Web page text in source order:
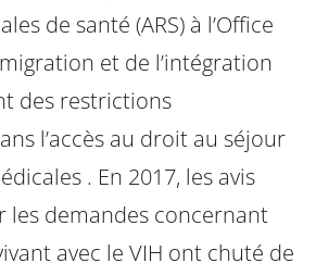
de santé (ARS) à l’Office
et de l’intégration
des restrictions
l’accès au droit au séjour
. En 2017, les avis
les demandes concernant
avec le VIH ont chuté de